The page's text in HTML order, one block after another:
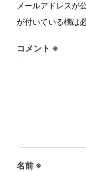
メールアドレスが
が付いている欄は
コメント ※
名前 ※